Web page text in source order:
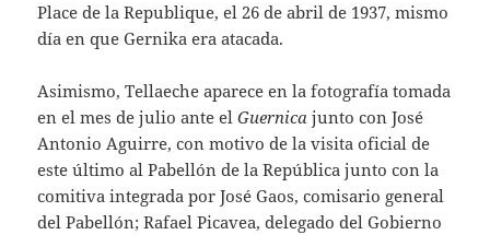
Place de la Republique, el 26 de abril de 1937, mismo
día en que Gernika era atacada.
Asimismo, Tellaeche aparece en la fotografía tomada
en el mes de julio ante elGuernica junto con José
Antonio Aguirre, con motivo de la visita oficial de
este último al Pabellón de la República junto con la
comitiva integrada por José Gaos, comisario general
del Pabellón; Rafael Picavea, delegado del Gobierno